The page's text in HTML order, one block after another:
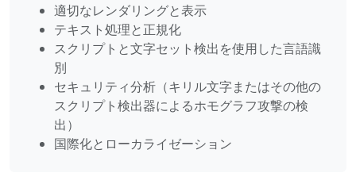
適切なレンダリングと表示
テキスト処理と正規化
スクリプトと文字セット検出を使用した言語識
別
セキュリティ分析（キリル文字またはその他の
スクリプト検出器によるホモグラフ攻撃の検
出）
国際化とローカライゼーション